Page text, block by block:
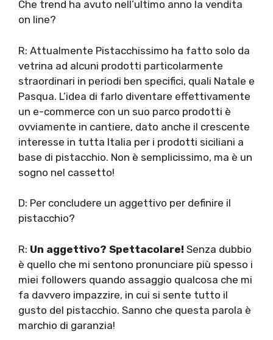
Che trend ha avuto nell’ultimo anno la vendita
on line?
R: Attualmente Pistacchissimo ha fatto solo da
vetrina ad alcuni prodotti particolarmente
straordinari in periodi ben specifici, quali Natale e
Pasqua. L’idea di farlo diventare effettivamente
un e-commerce con un suo parco prodotti è
ovviamente in cantiere, dato anche il crescente
interesse in tutta Italia per i prodotti siciliani a
base di pistacchio. Non è semplicissimo, ma è un
sogno nel cassetto!
D: Per concludere un aggettivo per definire il
pistacchio?
R: Un aggettivo? Spettacolare! Senza dubbio
è quello che mi sentono pronunciare più spesso i
miei followers quando assaggio qualcosa che mi
fa davvero impazzire, in cui si sente tutto il
gusto del pistacchio. Sanno che questa parola è
marchio di garanzia!